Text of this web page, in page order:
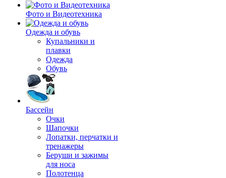
Фото и Видеотехника
Одежда и обувь
Купальники и
плавки
Одежда
Обувь
Бассейн
Очки
Шапочки
Лопатки, перчатки и
тренажеры
Беруши и зажимы
для носа
Полотенца